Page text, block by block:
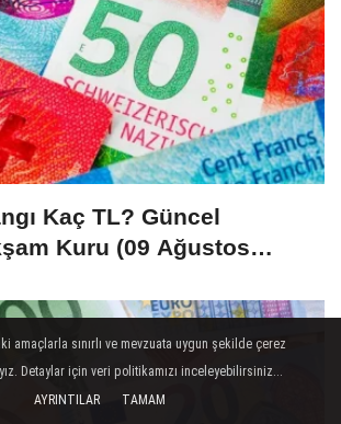
Kaç TL? Güncel
Kuru (09 Ağustos
amaçlarla sınırlı ve mevzuata uygun şekilde çerez
Detaylar için veri politikamızı inceleyebilirsiniz...
AYRINTILAR
TAMAM